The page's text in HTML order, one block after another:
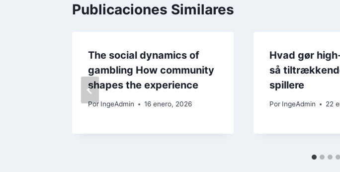
Publicaciones Similares
The social dynamics of
gambling How community
shapes the experience
Por IngeAdmin 16 enero, 2026
Hvad gør
så
spillere
Por IngeAdmin 22